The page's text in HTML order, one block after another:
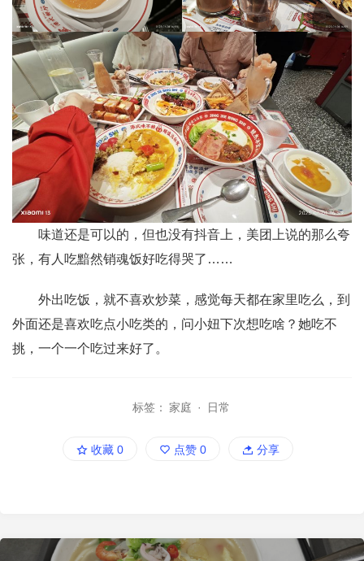
味道还是可以的，但也没有抖音上，美团上说的那么夸
张，有人吃黯然销魂饭好吃得哭了……
外出吃饭，就不喜欢炒菜，感觉每天都在家里吃么，到
外面还是喜欢吃点小吃类的，问小妞下次想吃啥？她吃不
挑，一个一个吃过来好了。
标签： 家庭 · 日常
收藏 0 点赞 0 分享